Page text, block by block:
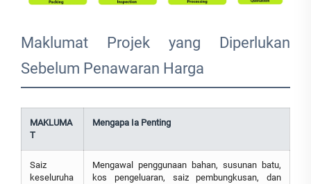
Maklumat Projek yang Diperlukan
Sebelum Penawaran Harga
MAKLUMA
T
Mengapa Ia Penting
Saiz
keseluruha
Mengawal penggunaan bahan, susunan batu,
kos pengeluaran, saiz pembungkusan, dan